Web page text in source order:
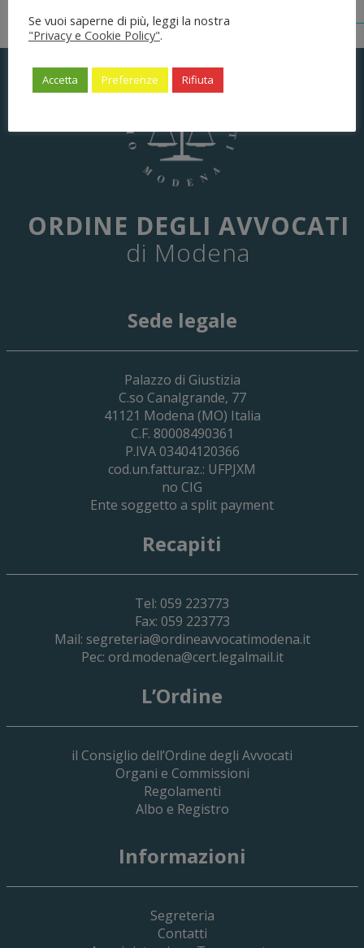
29 Giugno 2026
Cassa Forense – Elezioni Dei Delegati
2030
19 Giugno 2026
ORDINE DEGLI AVVOCATI
di Modena
Sede legale
Palazzo di Giustizia
C.so Canalgrande, 77
41121 Modena (MO) Italia
C.F. 80008490361
P.IVA 03404120366
cod.un.fatturaz.: UFPJXM
no CIG
Ente soggetto a split payment
Recapiti
Tel: 059 223773
Fax: 059 223773
Mail: segreteria@ordineavvocatimodena.it
Pec: ord.modena@cert.legalmail.it
L’Ordine
il Consiglio dell’Ordine degli Avvocati
Organi e Commissioni
Regolamenti
Albo e Registro
Informazioni
Segreteria
Contatti
Se vuoi saperne di più, leggi la nostra
"Privacy e Cookie Policy".
Accetta Preferenze Rifiuta